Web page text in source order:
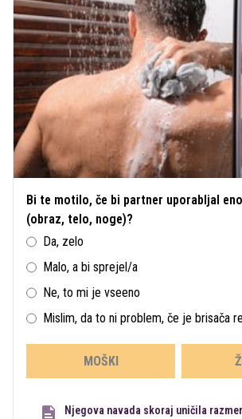
Bi te motilo, če bi partner uporabljal
(obraz, telo, noge)?
Da, zelo
Malo, a bi sprejel/a
Ne, to mi je vseeno
Mislim, da to ni problem, če je brisača
MOŠKI
Njegova navada skoraj uničila